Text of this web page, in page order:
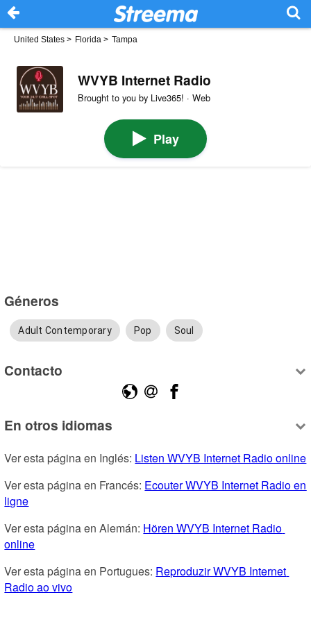
United States > Florida > Tampa
WVYB Internet Radio
Brought to you by Live365! · Web
Play
Géneros
Adult Contemporary Pop Soul
Contacto
En otros idiomas
Ver esta página en Inglés: Listen WVYB Internet Radio online
Ver esta página en Francés: Ecouter WVYB Internet Radio en
ligne
Ver esta página en Alemán: Hören WVYB Internet Radio
online
Ver esta página en Portugues: Reproduzir WVYB Internet
Radio ao vivo